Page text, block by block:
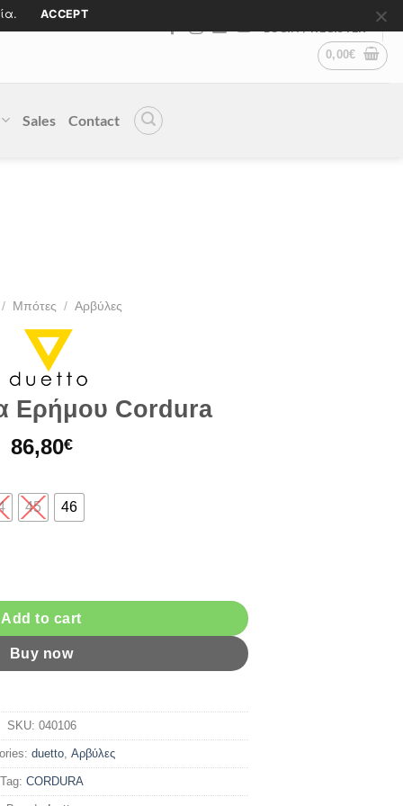
0,00€
Sales Contact
/ Μπότες / Αρβύλες
Ερήμου Cordura
86,80€
45 46
quantity
Add to cart
Buy now
SKU: 040106
duetto, Αρβύλες
Tag: CORDURA
ACCEPT